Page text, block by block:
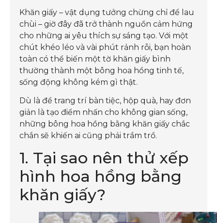
Khăn giấy – vật dụng tưởng chừng chỉ để lau
chùi – giờ đây đã trở thành nguồn cảm hứng
cho những ai yêu thích sự sáng tạo. Với một
chút khéo léo và vài phút rảnh rỗi, bạn hoàn
toàn có thể biến một tờ khăn giấy bình
thường thành một bông hoa hồng tinh tế,
sống động không kém gì thật.
Dù là để trang trí bàn tiệc, hộp quà, hay đơn
giản là tạo điểm nhấn cho không gian sống,
những bông hoa hồng bằng khăn giấy chắc
chắn sẽ khiến ai cũng phải trầm trồ.
1. Tại sao nên thử xếp
hình hoa hồng bằng
khăn giấy?